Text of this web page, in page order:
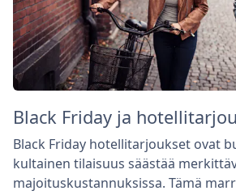
Black Friday ja
Black Friday hotellitarjoukset ovat
kultainen tilaisuus säästää
majoituskustannuksissa. Tämä